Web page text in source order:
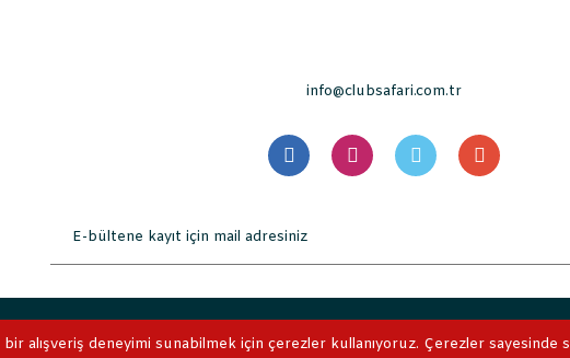
alışveriş deneyimi sunabilmek için çerezler kullanıyoruz. Çerezler sayesinde
info@clubsafari.com.tr